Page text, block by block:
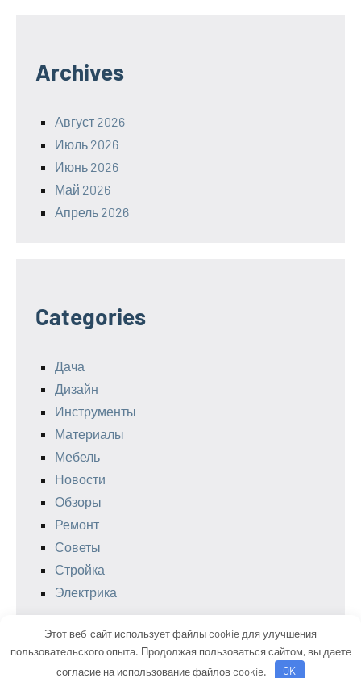
Archives
Август 2026
Июль 2026
Июнь 2026
Май 2026
Апрель 2026
Categories
Дача
Дизайн
Инструменты
Материалы
Мебель
Новости
Обзоры
Ремонт
Советы
Стройка
Электрика
Тема WordPress: Occasio от ThemeZee.
Этот веб-сайт использует файлы cookie для улучшения
пользовательского опыта. Продолжая пользоваться сайтом, вы даете
согласие на использование файлов cookie.
OK